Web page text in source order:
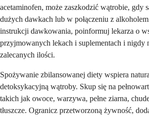
acetaminofen, może zaszkodzić wątrobie, gdy
dużych dawkach lub w połączeniu z
instrukcji dawkowania, poinformuj lekarza o
przyjmowanych lekach i suplementach i nigdy
zalecanych ilości.
Spożywanie zbilansowanej diety wspiera
detoksykacyjną wątroby. Skup się na
takich jak owoce, warzywa, pełne ziarna,
tłuszcze. Ogranicz przetworzoną żywność,